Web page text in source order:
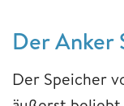
Der Anker
Der Speicher